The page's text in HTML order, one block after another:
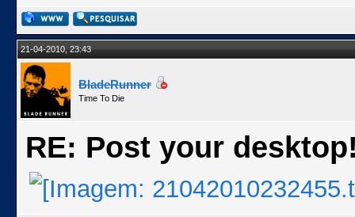
21-04-2010, 23:43
BladeRunner
Time To Die
RE: Post your